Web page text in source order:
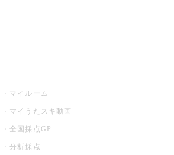
マイルーム
マイうたスキ動画
全国採点GP
分析採点